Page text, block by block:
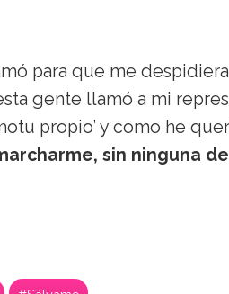
para que me
gente llamó a mi
propio’ y como he
sin ninguna